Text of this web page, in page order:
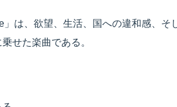
は、欲望、生活、国への違和感、そ
せた楽曲である。